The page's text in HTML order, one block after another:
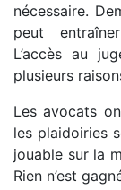
nécessaire.
peut
L’accès au
plusieurs
Les avocats
les plaidoiries
jouable sur la
Rien n’est